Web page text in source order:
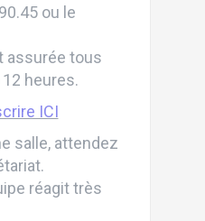
ou le
assurée tous
heures.
ICI
salle, attendez
réagit très